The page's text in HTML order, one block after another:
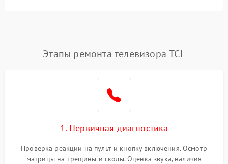
Этапы ремонта телевизора TCL
1. Первичная диагностика
Проверка реакции на пульт и кнопку включения. Осмотр
матрицы на трещины и сколы. Оценка звука, наличия